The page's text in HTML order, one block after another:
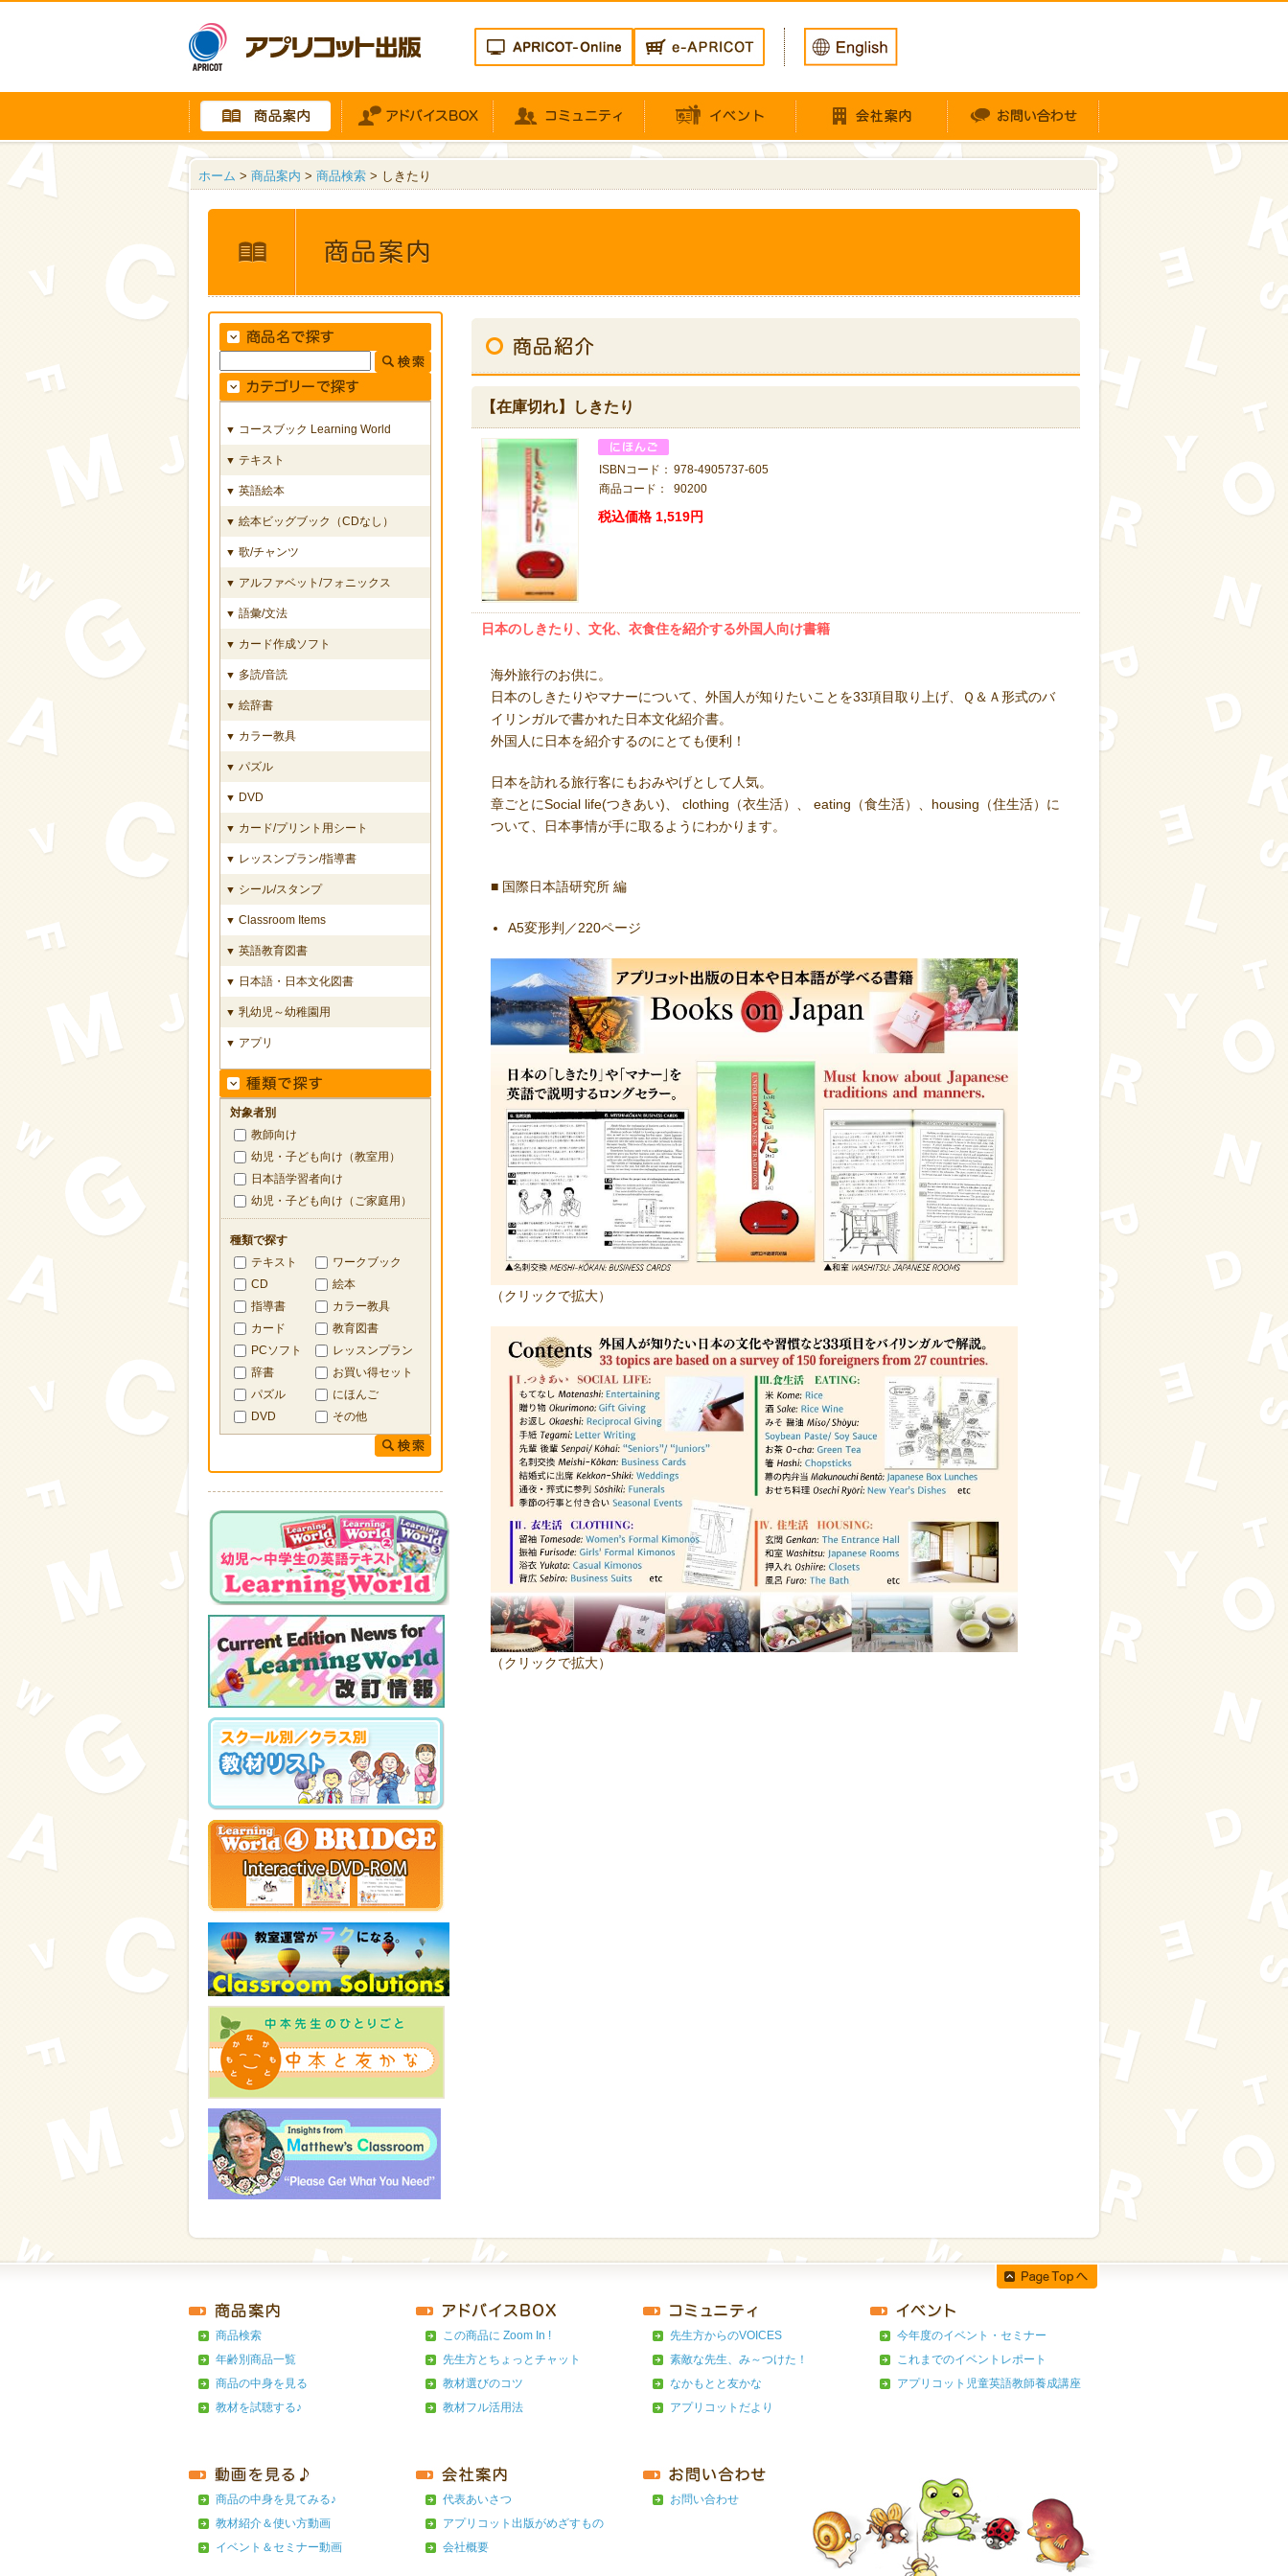
ホーム > 商品案内 > 商品検索 > しきたり
▼ コースブック Learning World
▼ テキスト
▼ 英語絵本
▼ 絵本ビッグブック（CDなし）
▼ 歌/チャンツ
▼ アルファベット/フォニックス
▼ 語彙/文法
▼ カード作成ソフト
▼ 多読/音読
▼ 絵辞書
▼ カラー教具
▼ パズル
▼ DVD
▼ カード/プリント用シート
▼ レッスンプラン/指導書
▼ シール/スタンプ
▼ Classroom Items
▼ 英語教育図書
▼ 日本語・日本文化図書
▼ 乳幼児～幼稚園用
▼ アプリ
対象者別
教師向け
幼児・子ども向け（教室用）
日本語学習者向け
幼児・子ども向け（ご家庭用）
種類で探す
テキスト
CD
指導書
カード
PCソフト
辞書
パズル
DVD
ワークブック
絵本
カラー教具
教育図書
レッスンプラン
お買い得セット
にほんご
その他
【在庫切れ】しきたり
ISBNコード： 978-4905737-605
商品コード：
90200
税込価格 1,519円
日本のしきたり、文化、衣食住を紹介する外国人向け書籍
海外旅行のお供に。
日本のしきたりやマナーについて、外国人が知りたいことを33項目取り上げ、Ｑ＆Ａ形式のバ
イリンガルで書かれた日本文化紹介書。
外国人に日本を紹介するのにとても便利！
日本を訪れる旅行客にもおみやげとして人気。
章ごとにSocial life(つきあい)、 clothing（衣生活）、 eating（食生活）、housing（住生活）に
ついて、日本事情が手に取るようにわかります。
■ 国際日本語研究所 編
A5変形判／220ページ
（クリックで拡大）
（クリックで拡大）
商品検索
年齢別商品一覧
商品の中身を見る
教材を試聴する♪
この商品に Zoom In !
先生方とちょっとチャット
教材選びのコツ
教材フル活用法
先生方からのVOICES
素敵な先生、み～つけた！
なかもとと友かな
アプリコットだより
今年度のイベント・セミナー
これまでのイベントレポート
アプリコット児童英語教師養成講座
商品の中身を見てみる♪
教材紹介＆使い方動画
イベント＆セミナー動画
代表あいさつ
アプリコット出版がめざすもの
会社概要
お問い合わせ